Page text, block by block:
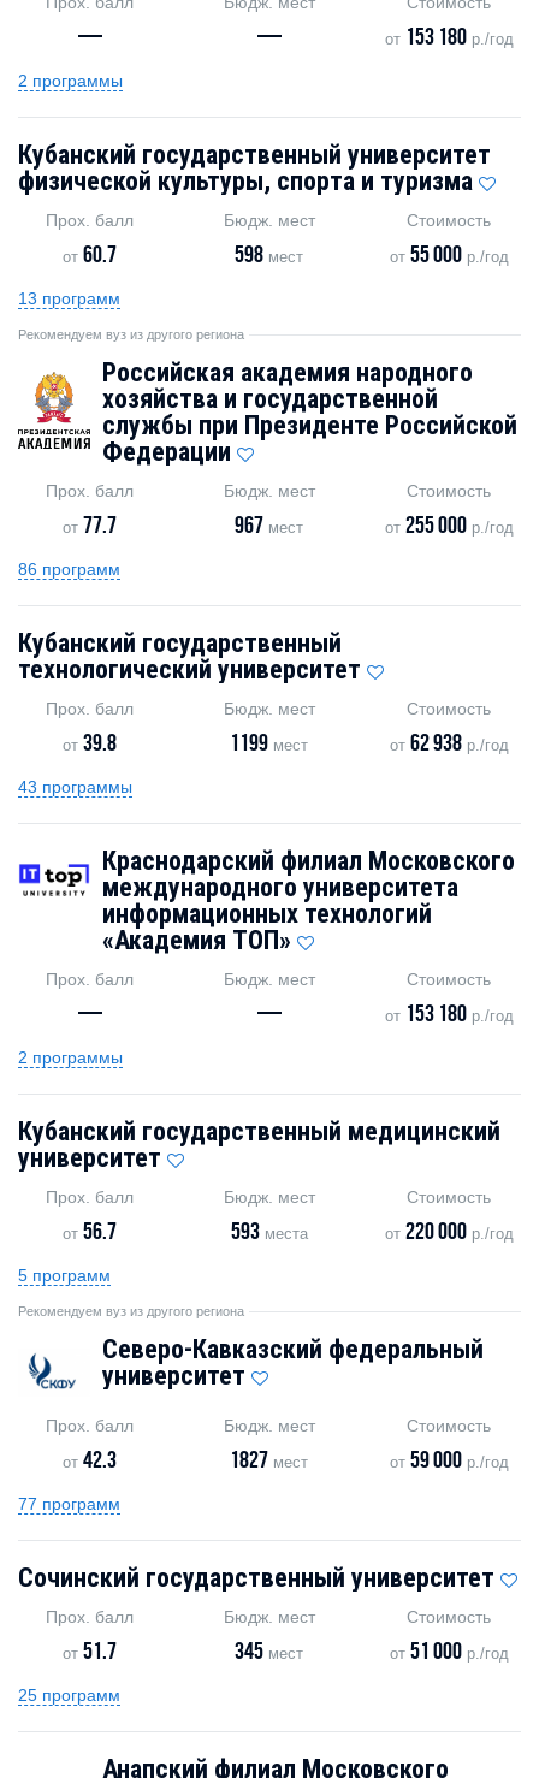
— — от 153 180р./год
2 программы
Кубанский государственный университет
физической культуры, спорта и туризма
Прох. балл
от60.7
Бюдж. мест
598 мест
Стоимость
от 55 000р./год
13 программ
Рекомендуем вуз из другого региона
Российская академия народного
хозяйства и государственной
службы при Президенте Российской
Федерации
Прох. балл
от 77.7
Бюдж. мест
967 мест
Стоимость
от 255 000р./год
86 программ
Кубанский государственный
технологический университет
Прох. балл
от39.8
Бюдж. мест
1199 мест
Стоимость
от 62 938р./год
43 программы
Краснодарский филиал Московского
международного университета
информационных технологий
«Академия TOП»
Прох. балл
—
Бюдж. мест
—
Стоимость
от 153 180р./год
2 программы
Кубанский государственный медицинский
университет
Прох. балл
от56.7
Бюдж. мест
593места
Стоимость
от 220 000р./год
5 программ
Рекомендуем вуз из другого региона
Северо-Кавказский федеральный
университет
Прох. балл
от42.3
Бюдж. мест
1827 мест
Стоимость
от 59 000р./год
77 программ
Сочинский государственный университет
Прох. балл
от51.7
Бюдж. мест
345 мест
Стоимость
от 51 000р./год
25 программ
Анапский филиал Московского